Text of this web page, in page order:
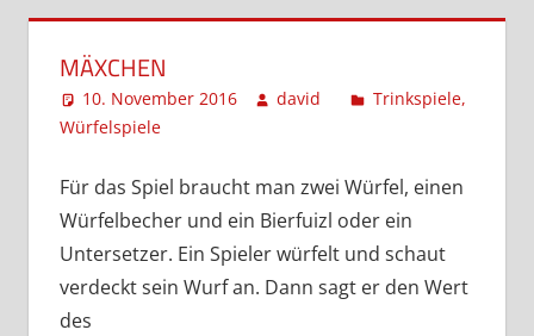
MÄXCHEN
10. November 2016 david Trinkspiele,
Würfelspiele
Für das Spiel braucht man zwei Würfel, einen
Würfelbecher und ein Bierfuizl oder ein
Untersetzer. Ein Spieler würfelt und schaut
verdeckt sein Wurf an. Dann sagt er den Wert
des